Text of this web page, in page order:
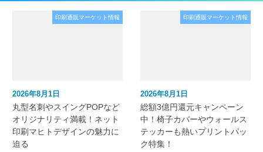
印刷通販マーケット情報
2026年8月1日
丸型名刺やスイングPOPなど
オリジナリティ満載！ネット
印刷マヒトデザインの魅力に
迫る
印刷通販マーケット情報
2026年8月1日
総額3億円還元キャンペーン
中！椅子カバーやウォールス
テッカーも熱いプリントパッ
ク特集！